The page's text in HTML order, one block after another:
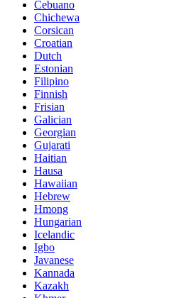
Cebuano
Chichewa
Corsican
Croatian
Dutch
Estonian
Filipino
Finnish
Frisian
Galician
Georgian
Gujarati
Haitian
Hausa
Hawaiian
Hebrew
Hmong
Hungarian
Icelandic
Igbo
Javanese
Kannada
Kazakh